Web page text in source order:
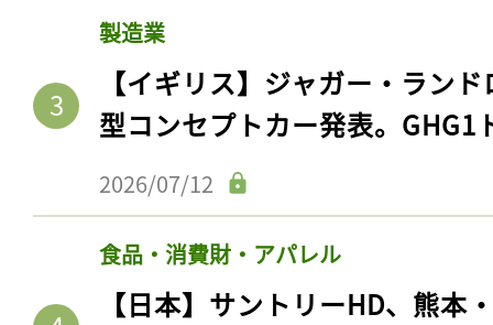
製造業
【イギリス】ジャガー・ラン
型コンセプトカー発表。GHG1
2026/07/12
食品・消費財・アパレル
【日本】サントリーHD、熊本